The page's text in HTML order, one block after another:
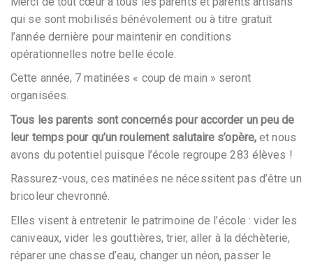
qui se sont mobilisés bénévolement ou à titre gratuit
l’année dernière pour maintenir en conditions
opérationnelles notre belle école.
Cette année, 7 matinées « coup de main » seront
organisées.
Tous les parents sont concernés pour accorder un peu de
leur temps pour qu’un roulement salutaire s’opère,et nous
avons du potentiel puisque l’école regroupe 283 élèves !
Rassurez-vous, ces matinées ne nécessitent pas d’être un
bricoleur chevronné.
Elles visent à entretenir le patrimoine de l’école : vider les
caniveaux, vider les gouttières, trier, aller à la déchèterie,
réparer une chasse d’eau, changer un néon, passer le